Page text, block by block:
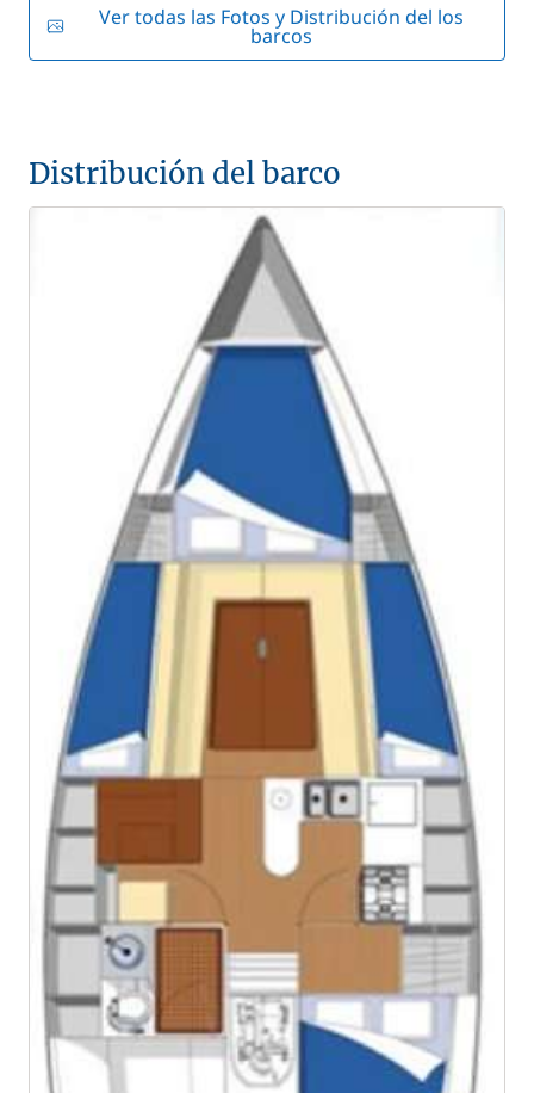
Ver todas las Fotos y Distribución del los
barcos
Distribución del barco